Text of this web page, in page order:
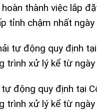
thành việc lắp
tỉnh chậm nhất
tự động quy định
trình xử lý kể từ
động quy định tại
trình xử lý kể từ